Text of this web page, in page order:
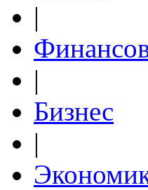
|
|
Бизнес
|